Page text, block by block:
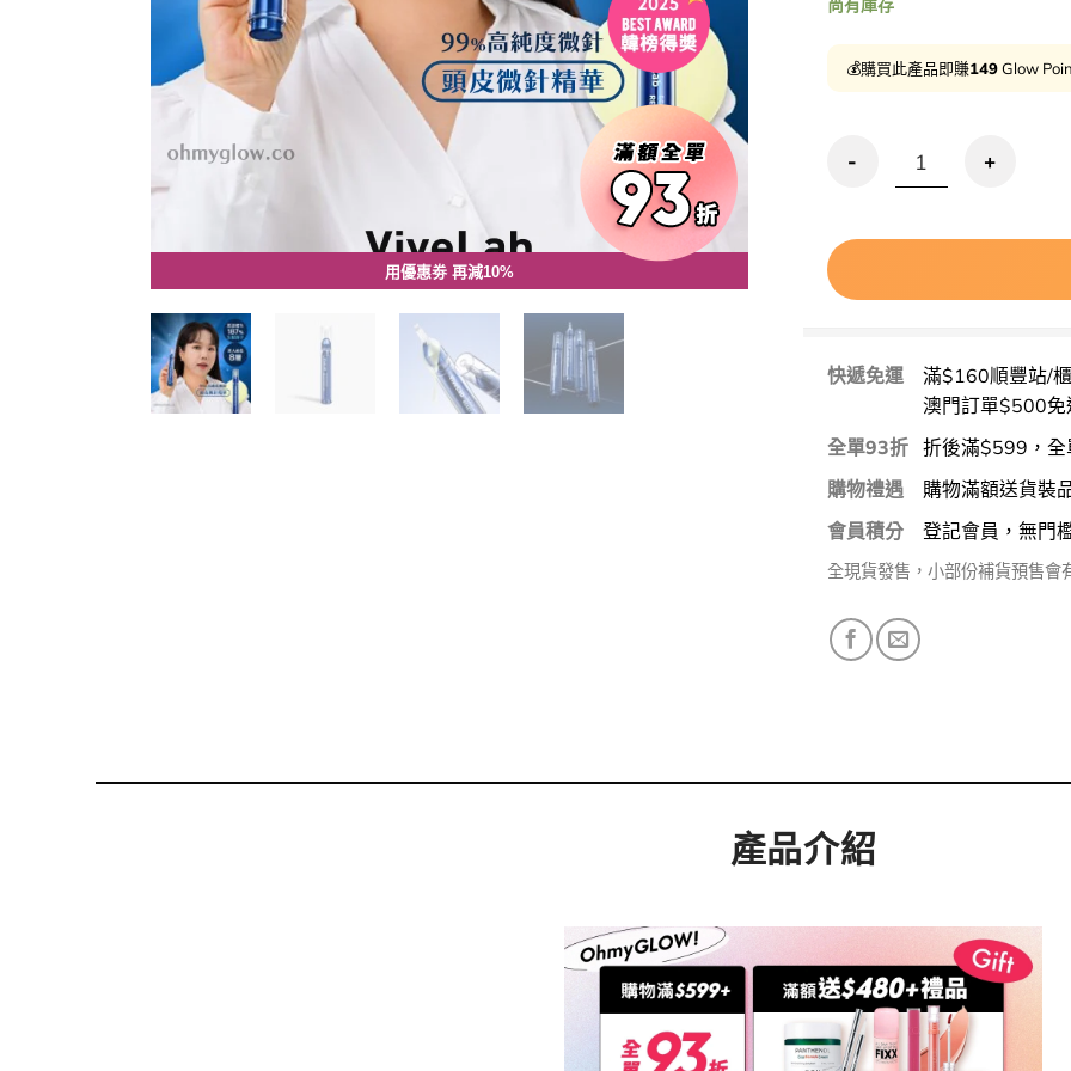
用優惠劵 再減10%
💰購買此產品即賺149Glow
優惠碼再9折!【溫和入門
快遞免運
滿$160順豐站/
澳門訂單$500免
全單93折 折後滿$599，全
購物禮遇
購物滿額送貨裝
會員積分
登記會員，無門
全現貨發售，小部份補貨預售會
產品介紹